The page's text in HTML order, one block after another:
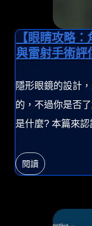
【眼睛攻略
與雷射手術評
隱形眼鏡的設計
的，不過你是否
是什麼? 本篇來
閱讀